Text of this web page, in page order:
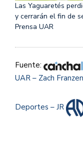
Las Yaguaretés
y cerrarán el fin de
Prensa UAR
Fuente:
UAR – Zach
Deportes – JR